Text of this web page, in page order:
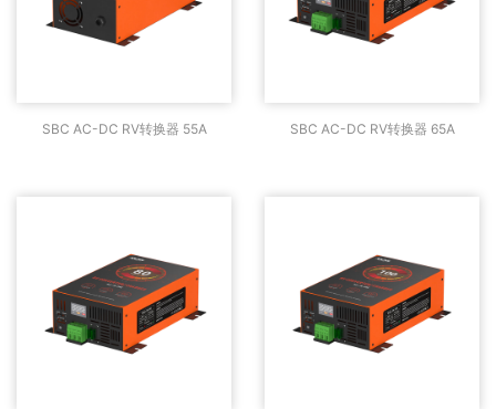
55A
SBC AC-DC RV转换器 55A
65A
SBC AC-DC RV转换器 65A